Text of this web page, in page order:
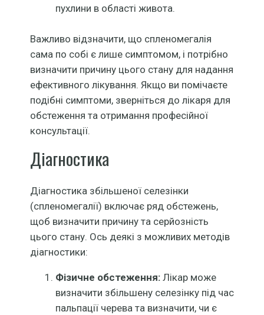
пухлини в області живота.
Важливо відзначити, що спленомегалія
сама по собі є лише симптомом, і потрібно
визначити причину цього стану для надання
ефективного лікування. Якщо ви помічаєте
подібні симптоми, зверніться до лікаря для
обстеження та отримання професійної
консультації.
Діагностика
Діагностика збільшеної селезінки
(спленомегалії) включає ряд обстежень,
щоб визначити причину та серйозність
цього стану. Ось деякі з можливих методів
діагностики:
Фізичне обстеження:Лікар може
визначити збільшену селезінку під час
пальпації черева та визначити, чи є